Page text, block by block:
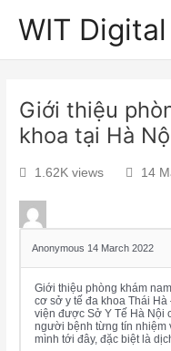
WIT
Giới thiệu
khoa tại Hà
1.62K views 14
Anonymous 14 March 2022
Giới thiệu phòng khám
cơ sở y tế đa khoa Thái
viện được Sở Y Tế Hà Nội
người bệnh từng tín nhiệm
mình tới đây, đặc biệt là